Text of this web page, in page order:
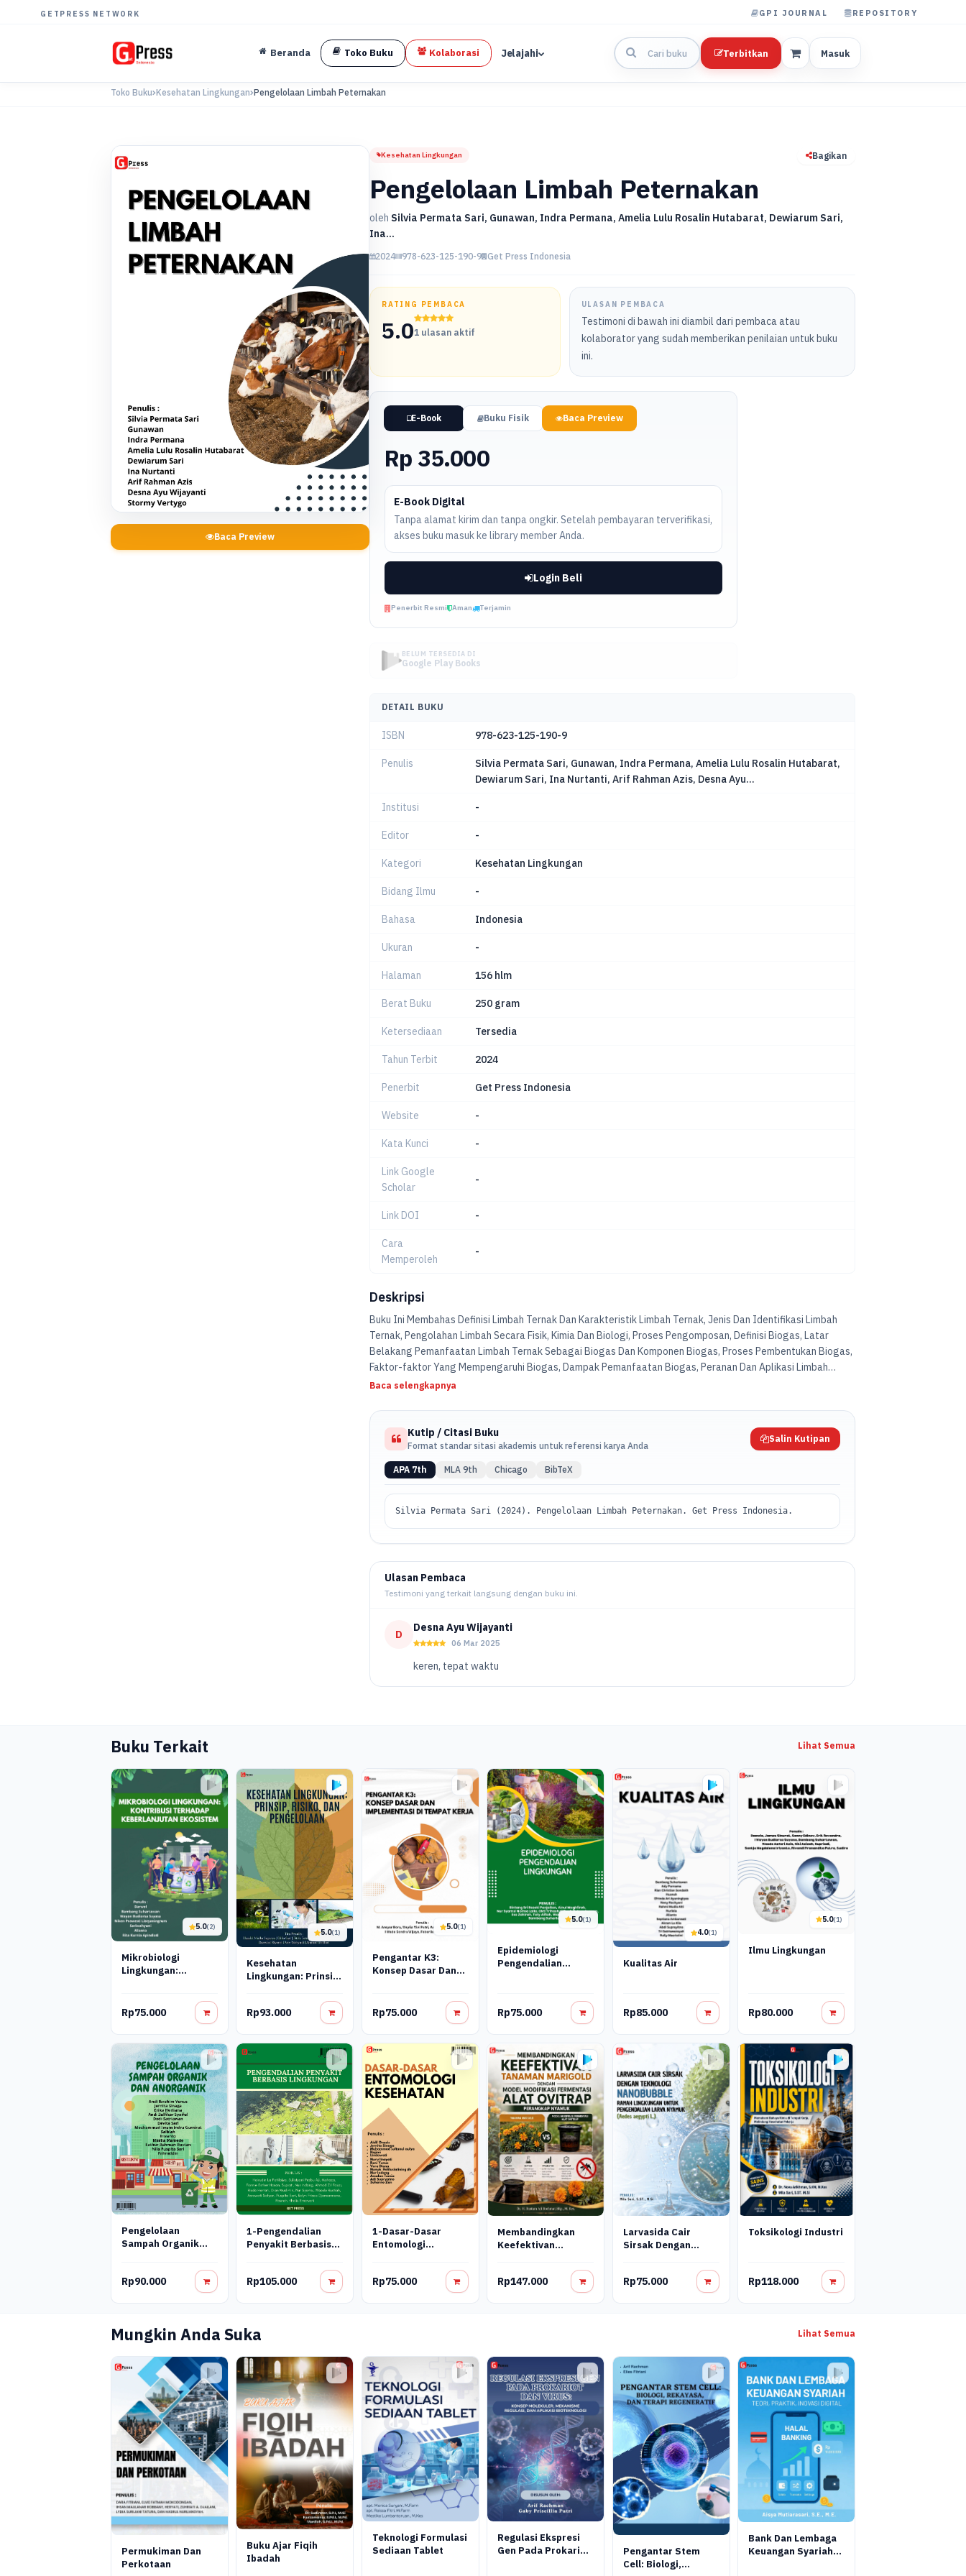
GETPRESS NETWORK GPI JOURNAL REPOSITORY
Beranda Toko Buku Kolaborasi Jelajahi Terbitkan Masuk
Toko Buku Kesehatan Lingkungan Pengelolaan Limbah Peternakan
Baca Preview
Kesehatan Lingkungan Bagikan
Pengelolaan Limbah Peternakan
oleh Silvia Permata Sari, Gunawan, Indra Permana, Amelia Lulu Rosalin Hutabarat, Dewiarum Sari,
Ina...
2024 978-623-125-190-9 Get Press Indonesia
RATING PEMBACA
5.01 ulasan aktif
ULASAN PEMBACA
Testimoni di bawah ini diambil dari pembaca atau
kolaborator yang sudah memberikan penilaian untuk buku
ini.
E-Book Buku Fisik Baca Preview
Rp 35.000
E-Book Digital
Tanpa alamat kirim dan tanpa ongkir. Setelah pembayaran terverifikasi,
akses buku masuk ke library member Anda.
Login Beli
Penerbit Resmi Aman Terjamin
BELUM TERSEDIA DI
Google Play Books
DETAIL BUKU
ISBN 978-623-125-190-9
Penulis
Silvia Permata Sari, Gunawan, Indra Permana, Amelia Lulu Rosalin Hutabarat,
Dewiarum Sari, Ina Nurtanti, Arif Rahman Azis, Desna Ayu...
Institusi -
Editor -
Kategori Kesehatan Lingkungan
Bidang Ilmu -
Bahasa Indonesia
Ukuran -
Halaman 156 hlm
Berat Buku 250 gram
Ketersediaan Tersedia
Tahun Terbit 2024
Penerbit Get Press Indonesia
Website -
Kata Kunci -
Link Google
Scholar
-
Link DOI -
Cara
Memperoleh
-
Deskripsi
Buku Ini Membahas Definisi Limbah Ternak Dan Karakteristik Limbah Ternak, Jenis Dan Identifikasi Limbah
Ternak, Pengolahan Limbah Secara Fisik, Kimia Dan Biologi, Proses Pengomposan, Definisi Biogas, Latar
Belakang Pemanfaatan Limbah Ternak Sebagai Biogas Dan Komponen Biogas, Proses Pembentukan Biogas,
Faktor-faktor Yang Mempengaruhi Biogas, Dampak Pemanfaatan Biogas, Peranan Dan Aplikasi Limbah
Ternak.
Baca selengkapnya
Kutip / Citasi Buku
Format standar sitasi akademis untuk referensi karya Anda
Salin Kutipan
APA 7th MLA 9th Chicago BibTeX
Silvia Permata Sari (2024). Pengelolaan Limbah Peternakan. Get Press Indonesia.
Ulasan Pembaca
Testimoni yang terkait langsung dengan buku ini.
D
Desna Ayu Wijayanti
06 Mar 2025
keren, tepat waktu
Buku Terkait Lihat Semua
5.0(2)
Mikrobiologi
Lingkungan:
Ekosistem
Rp75.000
5.0(1)
Kesehatan
Lingkungan: Prinsip,
Rp93.000
5.0(1)
Pengantar K3:
Konsep Dasar Dan
Rp75.000
5.0(1)
Epidemiologi
Pengendalian
Rp75.000
4.0(1)
Kualitas Air
Rp85.000
5.0(1)
Ilmu Lingkungan
Rp80.000
Pengelolaan
Sampah Organik
Rp90.000
1-Pengendalian
Penyakit Berbasis
Rp105.000
1-Dasar-Dasar
Entomologi
Rp75.000
Membandingkan
Keefektivan
Modifikasi
Rp147.000
Larvasida Cair
Sirsak Dengan
Nanobubble Ramah
Lingkungan Untuk
Pengendalian Larva
Rp75.000
Toksikologi Industri
Rp118.000
Mungkin Anda Suka Lihat Semua
Permukiman Dan
Perkotaan
Buku Ajar Fiqih
Ibadah
Teknologi Formulasi
Sediaan Tablet
Regulasi Ekspresi
Gen Pada Prokariot
Pengantar Stem
Cell: Biologi,
Bank Dan Lembaga
Keuangan Syariah